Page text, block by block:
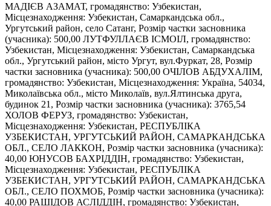
МАДІЄВ АЗАМАТ, громадянство: Узбекистан,
Місцезнаходження: Узбекистан, Самаркандська обл.,
Ургутський район, село Сатанг, Розмір частки засновника
(учасника): 500,00 ЛУТФУЛЛАЄВ ІСМОІЛ, громадянство:
Узбекистан, Місцезнаходження: Узбекистан, Самаркандська
обл., Ургутський район, місто Ургут, вул.Фуркат, 28, Розмір
частки засновника (учасника): 500,00 ОЧІЛОВ АБДУХАЛІМ,
громадянство: Узбекистан, Місцезнаходження: Україна, 54034,
Миколаївська обл., місто Миколаїв, вул.Ялтинська друга,
будинок 21, Розмір частки засновника (учасника): 3765,54
ХОЛОВ ФЕРУЗ, громадянство: Узбекистан,
Місцезнаходження: Узбекистан, РЕСПУБЛІКА
УЗБЕКИСТАН, УРГУТСЬКИЙ РАЙОН, САМАРКАНДСЬКА
ОБЛ., СЕЛО ЛАККОН, Розмір частки засновника (учасника):
40,00 ЮНУСОВ БАХРІДДІН, громадянство: Узбекистан,
Місцезнаходження: Узбекистан, РЕСПУБЛІКА
УЗБЕКИСТАН, УРГУТСЬКИЙ РАЙОН, САМАРКАНДСЬКА
ОБЛ., СЕЛО ПОХМОБ, Розмір частки засновника (учасника):
40,00 РАШІДОВ АСЛІДДІН, громадянство: Узбекистан,